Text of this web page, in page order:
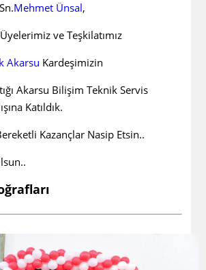
Mehmet Ünsal,
ve Teşkilatımız
Akarsu Kardeşimizin
Akarsu Bilişim Teknik Servis
Katıldık.
Kazançlar Nasip Etsin..